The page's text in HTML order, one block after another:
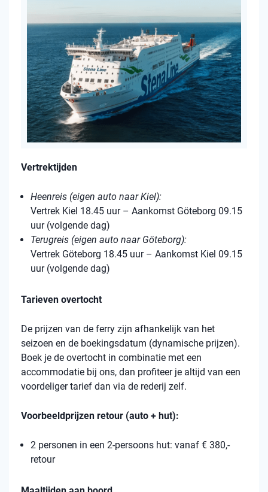
Vertrektijden
Heenreis (eigen auto naar Kiel):
Vertrek Kiel 18.45 uur – Aankomst Göteborg 09.15
uur (volgende dag)
Terugreis (eigen auto naar Göteborg):
Vertrek Göteborg 18.45 uur – Aankomst Kiel 09.15
uur (volgende dag)
Tarieven overtocht
De prijzen van de ferry zijn afhankelijk van het
seizoen en de boekingsdatum (dynamische prijzen).
Boek je de overtocht in combinatie met een
accommodatie bij ons, dan profiteer je altijd van een
voordeliger tarief dan via de rederij zelf.
Voorbeeldprijzen retour (auto + hut):
2 personen in een 2-persoons hut: vanaf € 380,-
retour